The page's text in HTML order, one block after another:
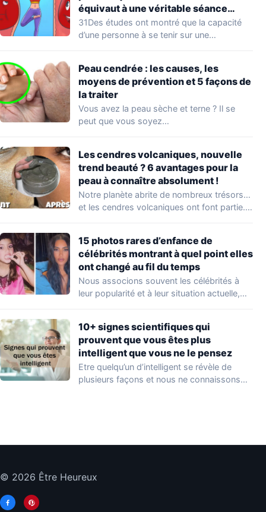
équivaut à une véritable séance
d’entraînement
31Des études ont montré que la capacité
d’une personne à se tenir sur une…
Peau cendrée : les causes, les
moyens de prévention et 5 façons de
la traiter
Vous avez la peau sèche et terne ? Il se
peut que vous soyez…
Les cendres volcaniques, nouvelle
trend beauté ? 6 avantages pour la
peau à connaître absolument !
Notre planète abrite de nombreux trésors…
et les cendres volcaniques ont font partie.
15 photos rares d’enfance de
célébrités montrant à quel point elles
ont changé au fil du temps
Nous associons souvent les célébrités à
leur popularité et à leur situation actuelle,
10+ signes scientifiques qui
prouvent que vous êtes plus
intelligent que vous ne le pensez
Etre quelqu’un d’intelligent se révèle de
plusieurs façons et nous ne connaissons
© 2026 Être Heureux